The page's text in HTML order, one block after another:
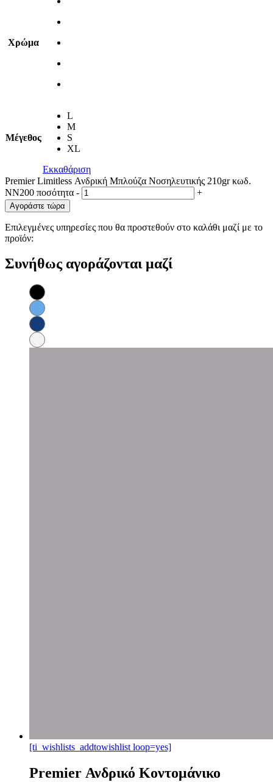
Χρώμα
Μέγεθος
L
M
S
XL
Εκκαθάριση
Premier Limitless Ανδρική Μπλούζα Νοσηλευτικής 210gr κωδ.
NN200 ποσότητα - +
Αγοράστε τώρα
Επιλεγμένες υπηρεσίες που θα προστεθούν στο καλάθι μαζί με το
προϊόν:
Συνήθως αγοράζονται μαζί
[ti_wishlists_addtowishlist loop=yes]
Premier Ανδρικό Κοντομάνικο